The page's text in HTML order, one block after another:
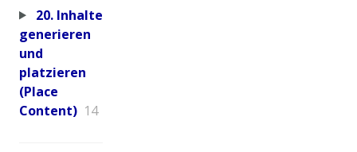
20. Inhalte
generieren
und
platzieren
(Place
Content) 14